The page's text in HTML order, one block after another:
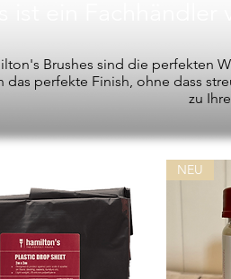
Brushes sind die perfekten
das perfekte Finish, ohne dass
zu
NEU